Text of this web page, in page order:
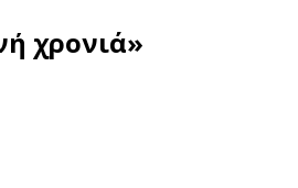
χρονιά»